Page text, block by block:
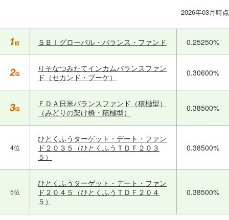
2026年03月時点
ＳＢＩグローバル・バランス・ファンド 0.25250%
りそなつみたてインカムバランスファン
ド（セカンド・ブーケ）
0.30600%
ＦＤＡ日米バランスファンド（積極型）
（みどりの架け橋・積極型）
0.38500%
4位
ひとくふうターゲット・デート・ファン
ド２０３５（ひとくふうＴＤＦ２０３
５）
0.38500%
5位
ひとくふうターゲット・デート・ファン
ド２０４５（ひとくふうＴＤＦ２０４
５）
0.38500%